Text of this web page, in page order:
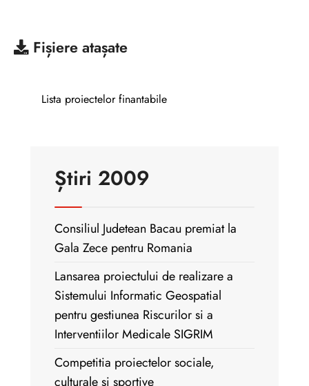
Fișiere atașate
Lista proiectelor finantabile
Știri 2009
Consiliul Judetean Bacau premiat la
Gala Zece pentru Romania
Lansarea proiectului de realizare a
Sistemului Informatic Geospatial
pentru gestiunea Riscurilor si a
Interventiilor Medicale SIGRIM
Competitia proiectelor sociale,
culturale si sportive